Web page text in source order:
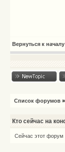
Вернуться к началу
Список форумов »
Кто сейчас на
Сейчас этот форум